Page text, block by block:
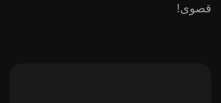
قصوى!